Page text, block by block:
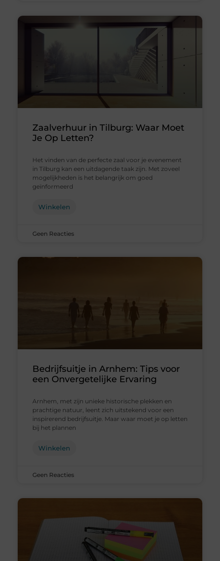
Zaalverhuur in Tilburg: Waar Moet
Je Op Letten?
Het vinden van de perfecte zaal voor je evenement
in Tilburg kan een uitdagende taak zijn. Met zoveel
mogelijkheden is het belangrijk om goed
geïnformeerd
Winkelen
Geen Reacties
Bedrijfsuitje in Arnhem: Tips voor
een Onvergetelijke Ervaring
Arnhem, met zijn unieke historische plekken en
prachtige natuur, leent zich uitstekend voor een
inspirerend bedrijfsuitje. Maar waar moet je op letten
bij het plannen
Winkelen
Geen Reacties